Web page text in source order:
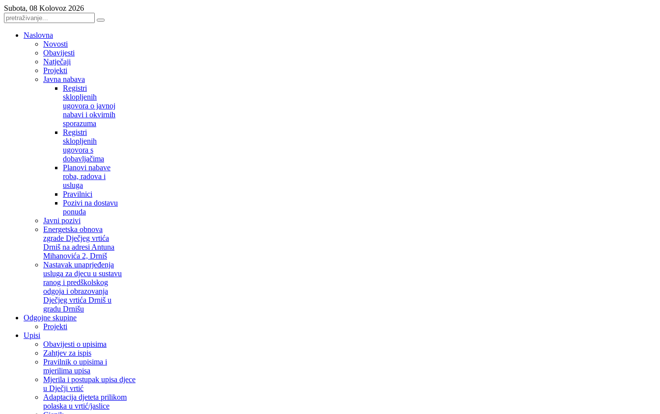
Subota, 08 Kolovoz 2026
Naslovna
Novosti
Obavijesti
Natječaji
Projekti
Javna nabava
Registri
sklopljenih
ugovora o javnoj
nabavi i okvirnih
sporazuma
Registri
sklopljenih
ugovora s
dobavljačima
Planovi nabave
roba, radova i
usluga
Pravilnici
Pozivi na dostavu
ponuda
Javni pozivi
Energetska obnova
zgrade Dječjeg vrtića
Drniš na adresi Antuna
Mihanovića 2, Drniš
Nastavak unaprjeđenja
usluga za djecu u sustavu
ranog i predškolskog
odgoja i obrazovanja
Dječjeg vrtića Drniš u
gradu Drnišu
Odgojne skupine
Projekti
Upisi
Obavijesti o upisima
Zahtjev za ispis
Pravilnik o upisima i
mjerilima upisa
Mjerila i postupak upisa djece
u Dječji vrtić
Adaptacija djeteta prilikom
polaska u vrtić/jaslice